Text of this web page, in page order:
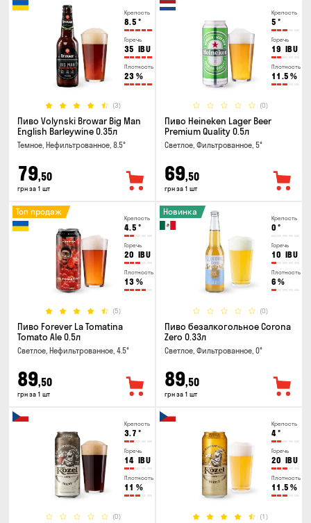
Крепость
8.5 °
Горечь
35 IBU
Плотность
23 %
(3)
Пиво Volynski Browar Big Man
English Barleywine 0.35л
Темное, Нефильтрованное, 8.5°
79,50
грн за 1 шт
Крепость
5 °
Горечь
19 IBU
Плотность
11.5 %
(0)
Пиво Heineken Lager Beer
Premium Quality 0.5л
Светлое, Фильтрованное, 5°
69,50
грн за 1 шт
Крепость
4.5 °
Горечь
20 IBU
Плотность
13 %
(5)
Топ продаж
Пиво Forever La Tomatina
Tomato Ale 0.5л
Светлое, Нефильтрованное, 4.5°
89,50
грн за 1 шт
Крепость
0 °
Горечь
10 IBU
Плотность
6 %
(0)
Новинка
Пиво безалкогольное Corona
Zero 0.33л
Светлое, Фильтрованное, 0°
89,50
грн за 1 шт
Крепость
3.7 °
Горечь
14 IBU
Плотность
11 %
(0)
Крепость
4°
Горечь
20 IBU
Плотность
11.5 %
(1)